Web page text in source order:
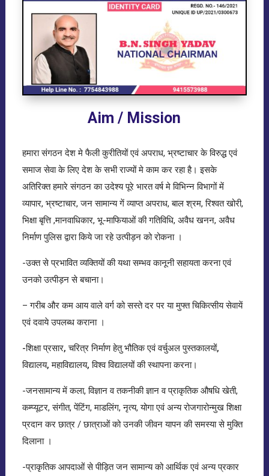
Aim / Mission
हमारा संगठन देश मे फैली कुरीतियों एवं अपराध, भ्रष्टाचार के विरुद्ध एवं
समाज सेवा के लिए देश के सभी राज्यों मे काम कर रहा है। इसके
अतिरिक्त हमारे संगठन का उदेश्य पूरे भारत वर्ष मे विभिन्न विभागों में
व्यापार, भ्रष्टाचार, जन सामान्य गें व्याप्त अपराध, बाल श्रम, रिश्वत खोरी,
भिक्षा बृत्ति ,मानवाधिकार, भू-माफियाओं की गतिविधि, अवैध खनन, अवैध
निर्माण पुलिस द्वारा किये जा रहे उत्पीड़न को रोकना ।
-उक्त से प्रभावित व्यक्तियों की यथा सम्भव कानूनी सहायता करना एवं
उनको उत्पीड़न से बचाना।
– गरीब और कम आय वाले वर्ग को सस्ते दर पर या मुफ्त चिकित्सीय सेवायें
एवं दवाये उपलब्ध कराना ।
-शिक्षा प्रसार, चरित्र निर्माण हेतु भौतिक एवं वर्चुअल पुस्तकालयों,
विद्यालय, महाविद्यालय, विश्व विद्यालयों की स्थापना करना।
-जनसामान्य में कला, विज्ञान व तकनीकी ज्ञान व प्राकृतिक औषधि खेती,
कम्प्यूटर, संगीत, पेंटिंग, माडलिंग, नृत्य, योगा एवं अन्य रोजगारोन्मुख शिक्षा
प्रदान कर छात्र / छात्राओं को उनकी जीवन यापन की समस्या से मुक्ति
दिलाना ।
-प्राकृतिक आपदाओं से पीड़ित जन सामान्य को आर्थिक एवं अन्य प्रकार